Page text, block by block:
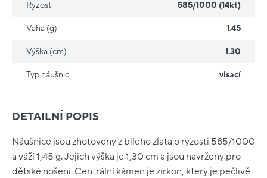
DETAILNÍ POPIS
Náušnice jsou zhotoveny z bílého zlata o ryzosti 585/1000
a váží 1,45 g. Jejich výška je 1,30 cm a jsou navrženy pro
dětské nošení. Centrální kámen je zirkon, který je pečlivě
Ryzost 585/1000 (14kt)
Vaha (g) 1.45
Výška (cm) 1.30
Typ náušnic visací